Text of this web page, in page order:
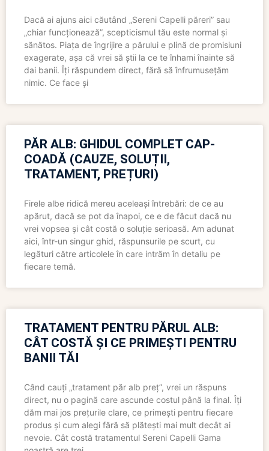
Dacă ai ajuns aici căutând „Sereni Capelli păreri” sau
„chiar funcționează”, scepticismul tău este normal și
sănătos. Piața de îngrijire a părului e plină de promisiuni
exagerate, așa că vrei să știi la ce te înhami înainte să
dai banii. Îți răspundem direct, fără să înfrumusețăm
nimic. Ce face și
PĂR ALB: GHIDUL COMPLET CAP-
COADĂ (CAUZE, SOLUȚII,
TRATAMENT, PREȚURI)
Firele albe ridică mereu aceleași întrebări: de ce au
apărut, dacă se pot da înapoi, ce e de făcut dacă nu
vrei vopsea și cât costă o soluție serioasă. Am adunat
aici, într-un singur ghid, răspunsurile pe scurt, cu
legături către articolele în care intrăm în detaliu pe
fiecare temă.
TRATAMENT PENTRU PĂRUL ALB:
CÂT COSTĂ ȘI CE PRIMEȘTI PENTRU
BANII TĂI
Când cauți „tratament păr alb preț”, vrei un răspuns
direct, nu o pagină care ascunde costul până la final. Îți
dăm mai jos prețurile clare, ce primești pentru fiecare
produs și cum alegi fără să plătești mai mult decât ai
nevoie. Cât costă tratamentul Sereni Capelli Gama